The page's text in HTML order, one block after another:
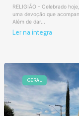
RELIGIÃO - Celebrado
uma devoção que
Além de dar...
Ler na íntegra
GERAL